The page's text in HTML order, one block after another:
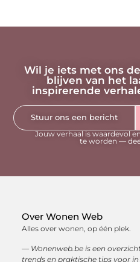
Wil je iets met ons
blijven van het
inspirerende
Stuur ons een bericht
Jouw verhaal is waardevol
te worden —
Over Wonen Web
Alles over wonen, op één plek.
— Wonenweb.be is een
trends en praktische tips voor